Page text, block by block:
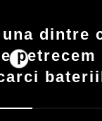
dintre